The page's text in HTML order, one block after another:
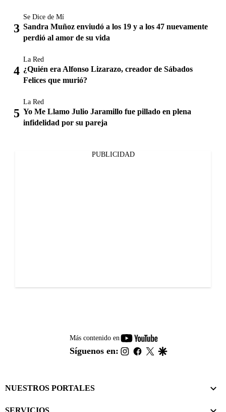
Se Dice de Mí
Sandra Muñoz enviudó a los 19 y a los 47 nuevamente
perdió al amor de su vida
La Red
¿Quién era Alfonso Lizarazo, creador de Sábados
Felices que murió?
La Red
Yo Me Llamo Julio Jaramillo fue pillado en plena
infidelidad por su pareja
PUBLICIDAD
Más contenido en
youtube-
footer
Síguenos en: instagram
facebook
twitter
NUESTROS PORTALES
SERVICIOS